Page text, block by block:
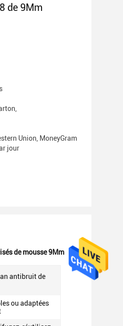
de 9Mm
Union, MoneyGram
jour
de mousse 9Mm
antibruit de
ou adaptées